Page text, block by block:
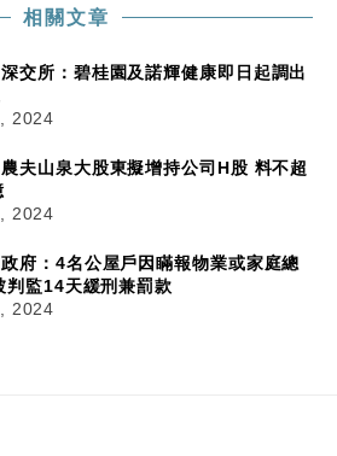
相關文章
交所：碧桂園及諾輝健康即日起調出
2024
夫山泉大股東擬增持公司H股 料不超
2024
府：4名公屋戶因瞞報物業或家庭總
判監14天緩刑兼罰款
2024